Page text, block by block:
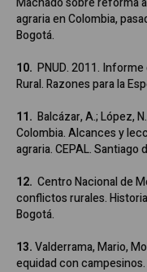
agraria en Colombia,
Bogotá.
10. PNUD. 2011.
Rural. Razones para la
11. Balcázar, A.; López,
Colombia. Alcances y
agraria. CEPAL. Santiago
12. Centro Nacional de
conflictos rurales.
Bogotá.
13.Valderrama, Mario,
equidad con